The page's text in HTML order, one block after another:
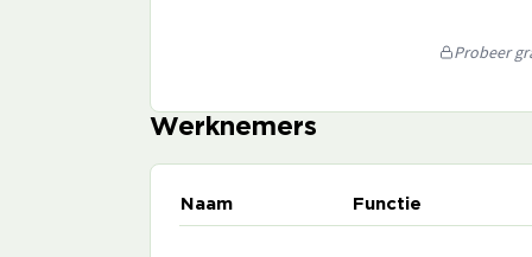
Probeer
Werknemers
Naam Functie